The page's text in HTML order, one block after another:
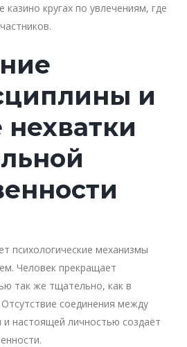
казино кругах по увлечениям, где
и
психологические механизмы
Человек прекращает
так же тщательно, как в
соединения между
настоящей личностью создаёт